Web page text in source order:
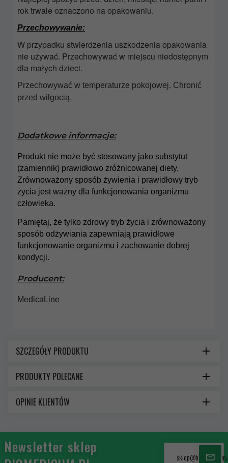
rok trwale oznaczono na opakowaniu.
Przechowywanie:
W przypadku stwierdzenia uszkodzenia opakowania
nie używać. Przechowywać w miejscu niedostępnym
dla małych dzieci.
Przechowywać w temperaturze pokojowej. Chronić
przed wilgocią.
Dodatkowe informacje:
Produkt nie może być stosowany jako substytut
(zamiennik) prawidłowo zróżnicowanej diety.
Zrównoważony sposób żywienia i prawidłowy tryb
życia jest ważny dla funkcjonowania organizmu
człowieka.
Pamiętaj, że tylko zdrowy tryb życia i zrównoważony
sposób odżywiania zapewniają prawidłowe
funkcjonowanie organizmu i zachowanie dobrej
kondycji.
Producent:
MedicaLine
SZCZEGÓŁY PRODUKTU
PRODUKTY POLECANE
OPINIE KLIENTÓW
Newsletter sklep